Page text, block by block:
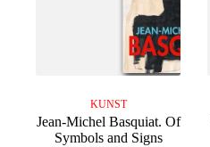
KUNST
Jean-Michel Basquiat. Of
Symbols and Signs